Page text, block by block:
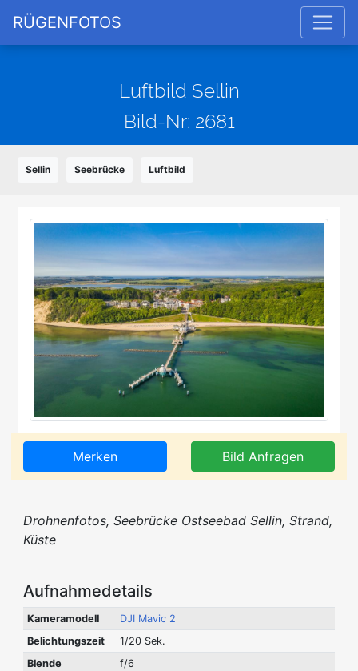
RÜGENFOTOS
Luftbild Sellin
Bild-Nr: 2681
Sellin Seebrücke Luftbild
Merken Bild Anfragen
Drohnenfotos, Seebrücke Ostseebad Sellin, Strand,
Küste
Aufnahmedetails
Kameramodell
DJI Mavic 2
Belichtungszeit
1/20 Sek.
Blende
f/6